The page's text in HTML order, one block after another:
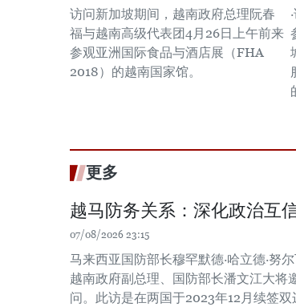
访问新加坡期间，越南政府总理阮春
福与越南高级代表团4月26日上午前来
参观亚洲国际食品与酒店展（FHA
2018）的越南国家馆。
更多
越马防务关系：深化政治互
07/08/2026 23:15
马来西亚国防部长穆罕默德·哈立德·努
越南政府副总理、国防部长潘文江大
问。此访是在两国于2023年12月续签